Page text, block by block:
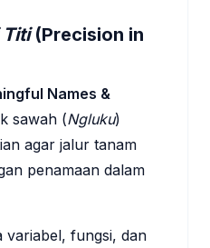
(Precision in
Names &
sawah (Ngluku)
agar jalur tanam
penamaan dalam
variabel, fungsi, dan